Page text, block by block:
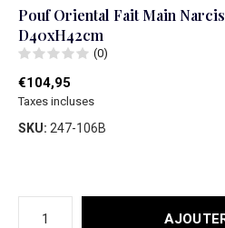
Pouf Oriental Fait Main
D40xH42cm
(0)
€104,95
Taxes incluses
SKU: 247-106B